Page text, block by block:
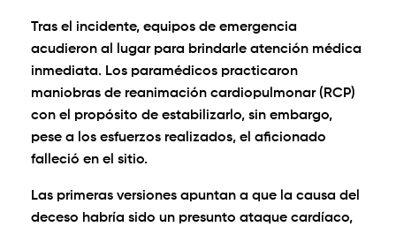
Tras el incidente, equipos de emergencia
acudieron al lugar para brindarle atención médica
inmediata. Los paramédicos practicaron
maniobras de reanimación cardiopulmonar (RCP)
con el propósito de estabilizarlo, sin embargo,
pese a los esfuerzos realizados, el aficionado
falleció en el sitio.
Las primeras versiones apuntan a que la causa del
deceso habría sido un presunto ataque cardíaco,